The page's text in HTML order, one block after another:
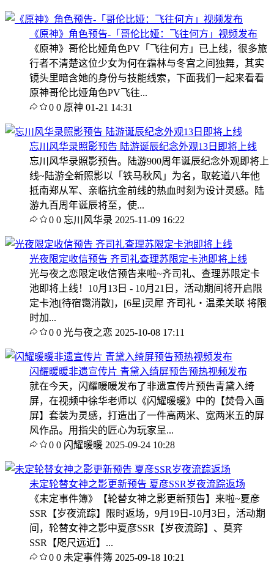
《原神》角色预告-「哥伦比娅：飞往何方」视频发布
《原神》哥伦比娅角色PV「飞往何方」已上线，很多旅
行者不清楚这位少女为何在霜林与冬宫之间独舞，其实
镜头里暗含她的身份与技能线索，下面我们一起来看看
原神哥伦比娅角色PV飞往...
0 0 原神 01-21 14:31
忘川风华录照影预告 陆游诞辰纪念外观13日即将上线
忘川风华录照影预告。陆游900周年诞辰纪念外观即将上
线~陆游全新照影以「铁马秋风」为名，取乾道八年他
抵南郑从军、亲临抗金前线的热血时刻为设计灵感。陆
游九百周年诞辰将至，使...
0 0 忘川风华录 2025-11-09 16:22
光夜限定收信预告 齐司礼查理苏限定卡池即将上线
光与夜之恋限定收信预告来啦~齐司礼、查理苏限定卡
池即将上线！10月13日 - 10月21日，活动期间将开启限
定卡池[待宿霭消散]，[6星]灵犀 齐司礼・温柔关联 将限
时加...
0 0 光与夜之恋 2025-10-08 17:11
闪耀暖暖非遗宣传片 青黛入绮屏预告预热视频发布
就在今天，闪耀暖暖发布了非遗宣传片预告青黛入绮
屏，在视频中徐华老师以《闪耀暖暖》中的【焚骨入画
屏】套装为灵感，打造出了一件高两米、宽两米五的屏
风作品。用指尖的匠心为玩家呈...
0 0 闪耀暖暖 2025-09-24 10:28
未定轮替女神之影更新预告 夏彦SSR岁夜流踪返场
《未定事件簿》【轮替女神之影更新预告】来啦~夏彦
SSR【岁夜流踪】限时返场，9月19日-10月3日，活动期
间，轮替女神之影中夏彦SSR【岁夜流踪】、莫弈
SSR【咫尺远近】...
0 0 未定事件簿 2025-09-18 10:21